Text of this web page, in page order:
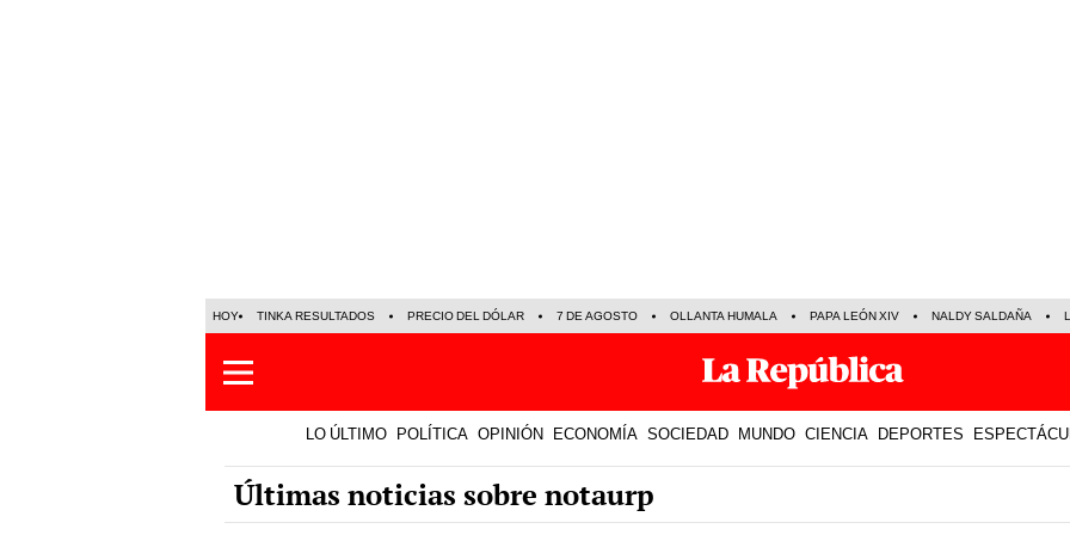
HOY TINKA RESULTADOS PRECIO DEL DÓLAR 7 DE AGOSTO OLLANTA HUMALA PAPA LEÓN XIV NALDY SALDAÑA
LO ÚLTIMO POLÍTICA OPINIÓN ECONOMÍA SOCIEDAD MUNDO CIENCIA DEPORTES
Últimas noticias sobre notaurp